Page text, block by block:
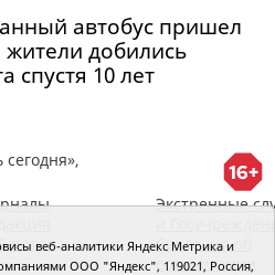
автобус пришел
добились
спустя 10 лет
поток
Экстренные
Сведения об
организации
веб-аналитики Яндекс Метрика и
ООО "Яндекс", 119021, Россия,